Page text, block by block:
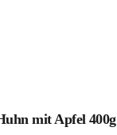
mit Apfel 400g